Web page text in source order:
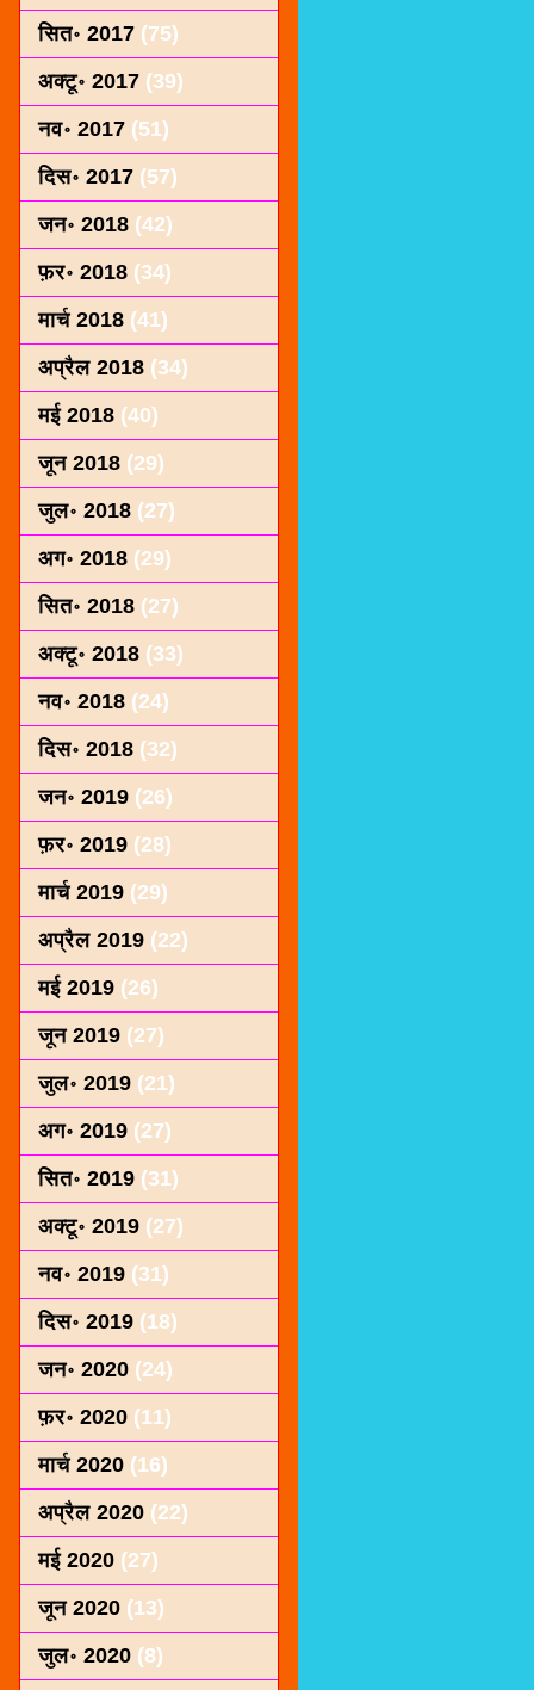
सित॰ 2017 (75)
अक्टू॰ 2017 (39)
नव॰ 2017 (51)
दिस॰ 2017 (57)
जन॰ 2018 (42)
फ़र॰ 2018 (34)
मार्च 2018 (41)
अप्रैल 2018 (34)
मई 2018 (40)
जून 2018 (29)
जुल॰ 2018 (27)
अग॰ 2018 (29)
सित॰ 2018 (27)
अक्टू॰ 2018 (33)
नव॰ 2018 (24)
दिस॰ 2018 (32)
जन॰ 2019 (26)
फ़र॰ 2019 (28)
मार्च 2019 (29)
अप्रैल 2019 (22)
मई 2019 (26)
जून 2019 (27)
जुल॰ 2019 (21)
अग॰ 2019 (27)
सित॰ 2019 (31)
अक्टू॰ 2019 (27)
नव॰ 2019 (31)
दिस॰ 2019 (18)
जन॰ 2020 (24)
फ़र॰ 2020 (11)
मार्च 2020 (16)
अप्रैल 2020 (22)
मई 2020 (27)
जून 2020 (13)
जुल॰ 2020 (8)